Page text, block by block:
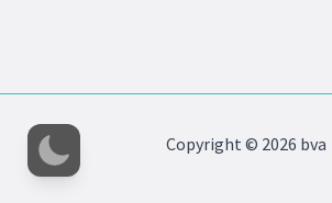
Copyright © 2026 bva